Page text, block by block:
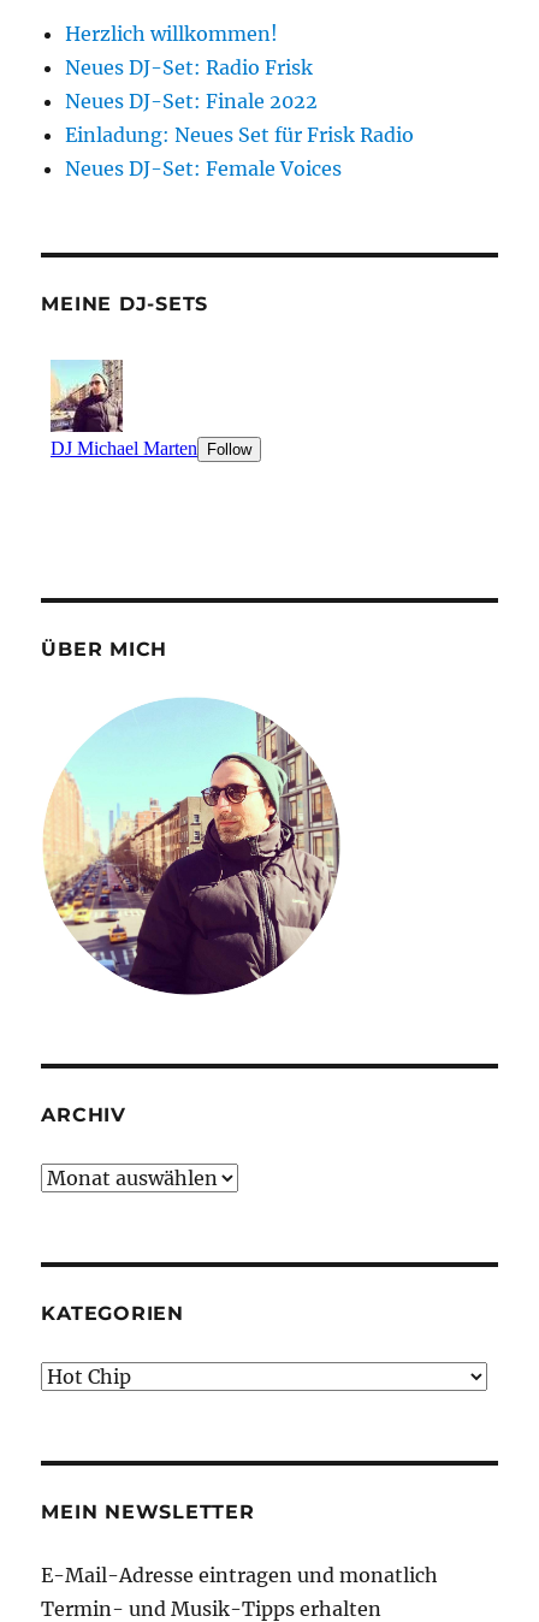
Herzlich willkommen!
Neues DJ-Set: Radio Frisk
Neues DJ-Set: Finale 2022
Einladung: Neues Set für Frisk Radio
Neues DJ-Set: Female Voices
MEINE DJ-SETS
ÜBER MICH
ARCHIV
Archiv
KATEGORIEN
Kategorien
MEIN NEWSLETTER
E-Mail-Adresse eintragen und monatlich
Termin- und Musik-Tipps erhalten